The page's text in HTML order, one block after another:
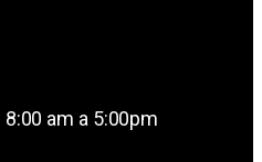
am a 5:00pm